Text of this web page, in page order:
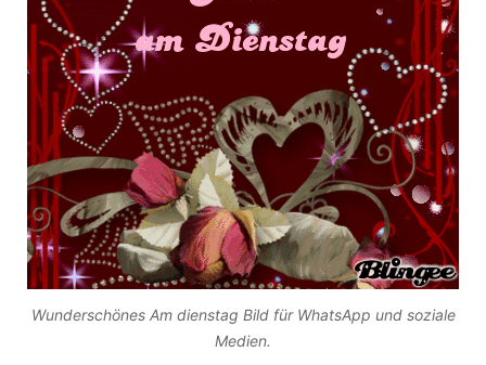
Wunderschönes Am dienstag Bild für WhatsApp und soziale
Medien.